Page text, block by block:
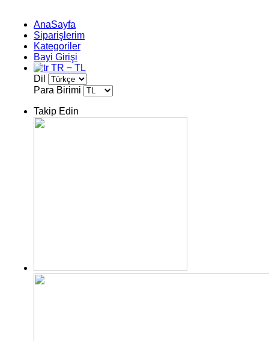
AnaSayfa
Siparişlerim
Kategoriler
Bayi Girişi
TR − TL
Dil
Para Birimi
Takip Edin